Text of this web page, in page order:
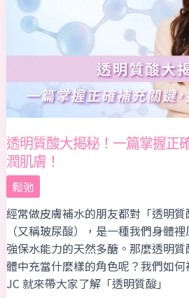
透明質酸大揭秘！一篇掌握正
潤肌膚！
鬆弛
經常做皮膚補水的朋友都對「透明
（又稱玻尿酸），是一種我們身體
強保水能力的天然多醣。那麼透明
體中充當什麼樣的角色呢？我們如
JC 就來帶大家了解「透明質酸」
秘！
一
正
確
補
充
關
鍵，
打
造
水